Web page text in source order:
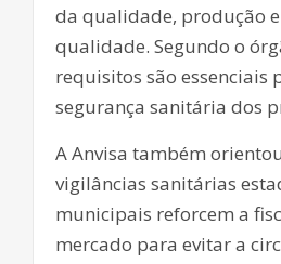
da qualidade, produção
qualidade. Segundo o
requisitos são essenciais
segurança sanitária dos
A Anvisa também
vigilâncias sanitárias
municipais reforcem a
mercado para evitar a